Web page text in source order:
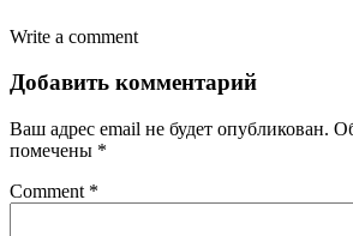
Write a comment
Добавить комментарий
Ваш адрес email не будет опубликован.
помечены *
Comment *